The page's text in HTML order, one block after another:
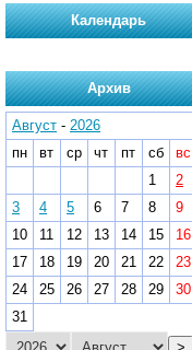
Календарь
Архив
Август - 2026
пн
вт ср чт пт сб
вс
1
2
3
4 5 6 7 8
9
10
11 12 13 14 15
16
17
18 19 20 21 22
23
24
25 26 27 28 29
30
31